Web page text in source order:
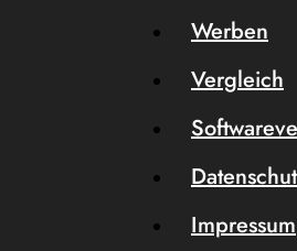
Werben
Vergleich
Impressum